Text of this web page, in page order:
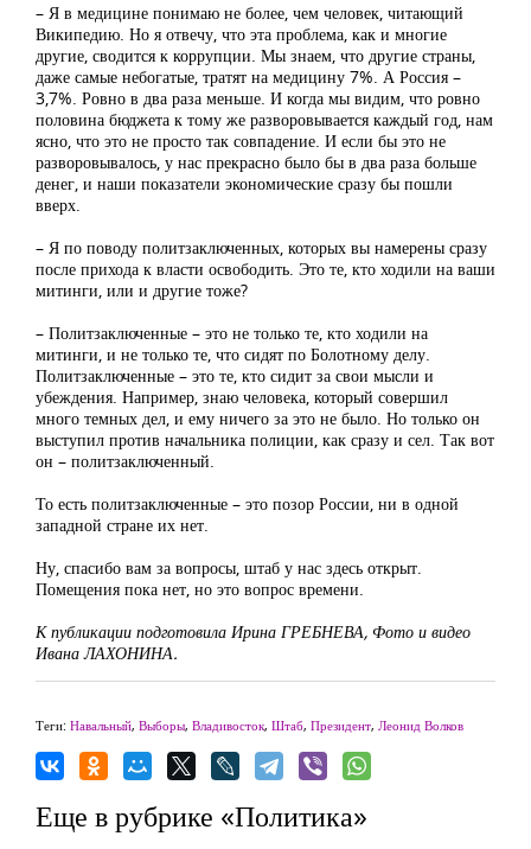
– Я в медицине понимаю не более, чем человек, читающий
Википедию. Но я отвечу, что эта проблема, как и многие
другие, сводится к коррупции. Мы знаем, что другие страны,
даже самые небогатые, тратят на медицину 7%. А Россия –
3,7%. Ровно в два раза меньше. И когда мы видим, что ровно
половина бюджета к тому же разворовывается каждый год, нам
ясно, что это не просто так совпадение. И если бы это не
разворовывалось, у нас прекрасно было бы в два раза больше
денег, и наши показатели экономические сразу бы пошли
вверх.
– Я по поводу политзаключенных, которых вы намерены сразу
после прихода к власти освободить. Это те, кто ходили на ваши
митинги, или и другие тоже?
– Политзаключенные – это не только те, кто ходили на
митинги, и не только те, что сидят по Болотному делу.
Политзаключенные – это те, кто сидит за свои мысли и
убеждения. Например, знаю человека, который совершил
много темных дел, и ему ничего за это не было. Но только он
выступил против начальника полиции, как сразу и сел. Так вот
он – политзаключенный.
То есть политзаключенные – это позор России, ни в одной
западной стране их нет.
Ну, спасибо вам за вопросы, штаб у нас здесь открыт.
Помещения пока нет, но это вопрос времени.
К публикации подготовила Ирина ГРЕБНЕВА, Фото и видео
Ивана ЛАХОНИНА.
Теги: Навальный, Выборы, Владивосток, Штаб, Президент, Леонид Волков
Еще в рубрике «Политика»